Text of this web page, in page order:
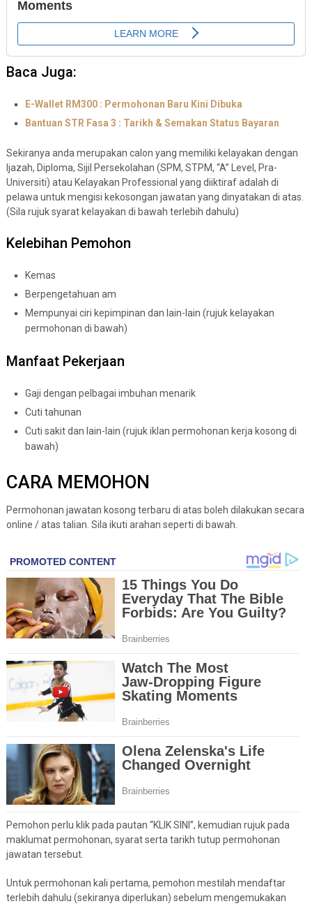
Baca Juga:
E-Wallet RM300 : Permohonan Baru Kini Dibuka
Bantuan STR Fasa 3 : Tarikh & Semakan Status Bayaran
Sekiranya anda merupakan calon yang memiliki kelayakan dengan
Ijazah, Diploma, Sijil Persekolahan (SPM, STPM, “A” Level, Pra-
Universiti) atau Kelayakan Professional yang diiktiraf adalah di
pelawa untuk mengisi kekosongan jawatan yang dinyatakan di atas.
(Sila rujuk syarat kelayakan di bawah terlebih dahulu)
Kelebihan Pemohon
Kemas
Berpengetahuan am
Mempunyai ciri kepimpinan dan lain-lain (rujuk kelayakan
permohonan di bawah)
Manfaat Pekerjaan
Gaji dengan pelbagai imbuhan menarik
Cuti tahunan
Cuti sakit dan lain-lain (rujuk iklan permohonan kerja kosong di
bawah)
CARA MEMOHON
Permohonan jawatan kosong terbaru di atas boleh dilakukan secara
online / atas talian. Sila ikuti arahan seperti di bawah.
Pemohon perlu klik pada pautan “KLIK SINI”, kemudian rujuk pada
maklumat permohonan, syarat serta tarikh tutup permohonan
jawatan tersebut.
Untuk permohonan kali pertama, pemohon mestilah mendaftar
terlebih dahulu (sekiranya diperlukan) sebelum mengemukakan